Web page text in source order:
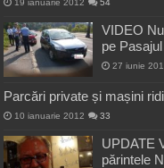
VIDEO
pe
27 iunie
Parcări private și mașini
10 ianuarie 2012 33
UPDATE
părintele